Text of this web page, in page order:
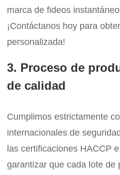
marca de fideos
¡Contáctanos hoy para
personalizada!
3. Proceso de
de calidad
Cumplimos estrictamente
internacionales de
las certificaciones HACCP
garantizar que cada lote de